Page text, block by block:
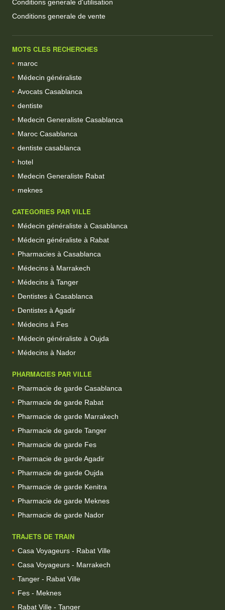
Conditions generale d'utilisation
Conditions generale de vente
MOTS CLES RECHERCHES
maroc
Médecin généraliste
Avocats Casablanca
dentiste
Medecin Generaliste Casablanca
Maroc Casablanca
dentiste casablanca
hotel
Medecin Generaliste Rabat
meknes
CATEGORIES PAR VILLE
Médecin généraliste à Casablanca
Médecin généraliste à Rabat
Pharmacies à Casablanca
Médecins à Marrakech
Médecins à Tanger
Dentistes à Casablanca
Dentistes à Agadir
Médecins à Fes
Médecin généraliste à Oujda
Médecins à Nador
PHARMACIES PAR VILLE
Pharmacie de garde Casablanca
Pharmacie de garde Rabat
Pharmacie de garde Marrakech
Pharmacie de garde Tanger
Pharmacie de garde Fes
Pharmacie de garde Agadir
Pharmacie de garde Oujda
Pharmacie de garde Kenitra
Pharmacie de garde Meknes
Pharmacie de garde Nador
TRAJETS DE TRAIN
Casa Voyageurs - Rabat Ville
Casa Voyageurs - Marrakech
Tanger - Rabat Ville
Fes - Meknes
Rabat Ville - Tanger